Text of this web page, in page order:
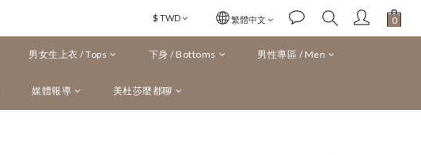
$ TWD 繁體中文
男女生上衣 / Tops 下身 / Bottoms 男性專區 / Men
媒體報導 美杜莎麼都聊